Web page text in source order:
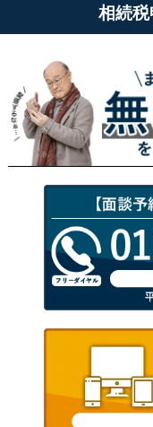
相続